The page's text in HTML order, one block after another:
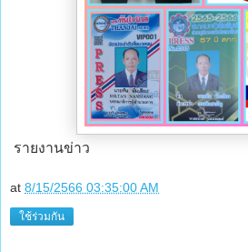
รายงานข่าว
at 8/15/2566 03:35:00 AM
ใช้ร่วมกัน